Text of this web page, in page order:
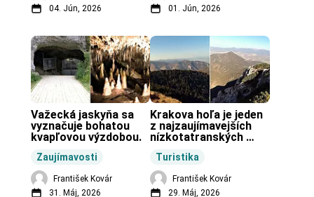
04. Jún, 2026
01. Jún, 2026
Zaujímavosti
Važecká jaskyňa sa
vyznačuje bohatou
kvapľovou výzdobou.
František Kovár
31. Máj, 2026
Turistika
Krakova hoľa je jeden
z najzaujímavejších
nízkotatranských
František Kovár
29. Máj, 2026